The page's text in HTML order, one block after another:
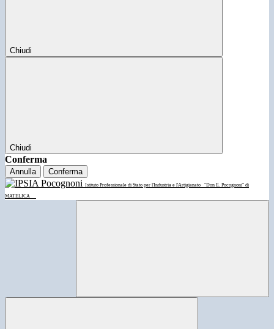
Chiudi
Chiudi
Conferma
Annulla Conferma
Istituto Professionale di Stato per l'Industria e l'Artigianato
"Don E. Pocognoni" di
MATELICA